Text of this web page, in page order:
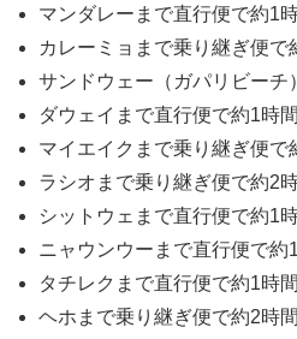
マンダレーまで直行便で約1
カレーミョまで乗り継ぎ便で
サンドウェー（ガパリビーチ
ダウェイまで直行便で約1時
マイエイクまで乗り継ぎ便で
ラシオまで乗り継ぎ便で約2
シットウェまで直行便で約1
ニャウンウーまで直行便で約
タチレクまで直行便で約1時
ヘホまで乗り継ぎ便で約2時